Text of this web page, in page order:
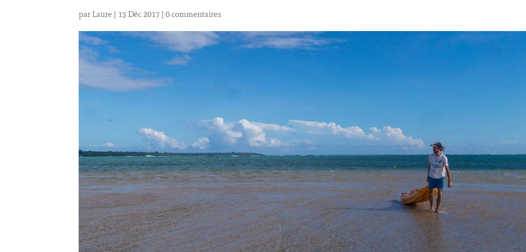
par Laure | 15 Déc 2017 |0 commentaires